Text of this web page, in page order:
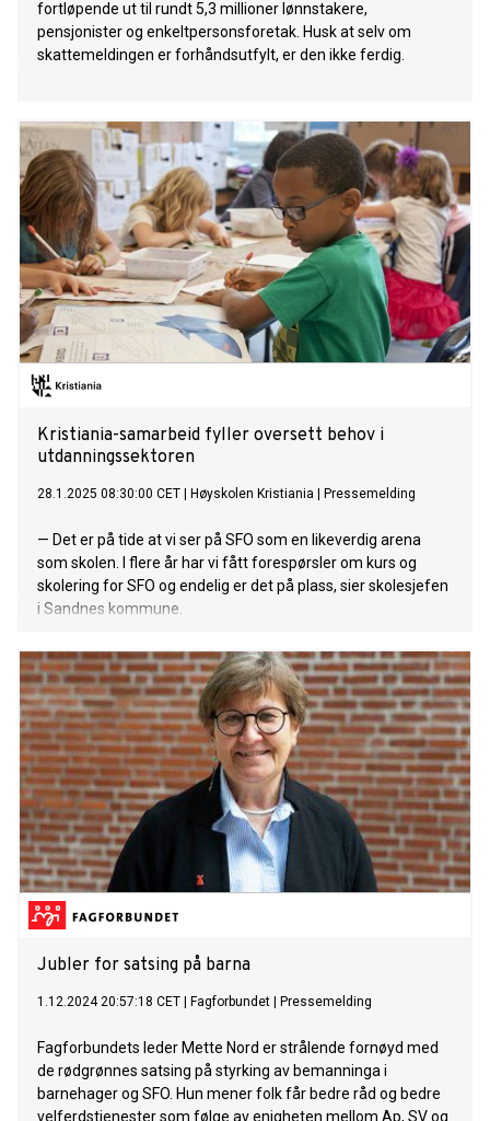
fortløpende ut til rundt 5,3 millioner lønnstakere,
pensjonister og enkeltpersonsforetak. Husk at selv om
skattemeldingen er forhåndsutfylt, er den ikke ferdig.
Kristiania-samarbeid fyller oversett behov i
utdanningssektoren
28.1.2025 08:30:00 CET Høyskolen Kristiania Pressemelding
— Det er på tide at vi ser på SFO som en likeverdig arena
som skolen. I flere år har vi fått forespørsler om kurs og
skolering for SFO og endelig er det på plass, sier skolesjefen
i Sandnes kommune.
Jubler for satsing på barna
1.12.2024 20:57:18 CET Fagforbundet Pressemelding
Fagforbundets leder Mette Nord er strålende fornøyd med
de rødgrønnes satsing på styrking av bemanninga i
barnehager og SFO. Hun mener folk får bedre råd og bedre
velferdstjenester som følge av enigheten mellom Ap, SV og